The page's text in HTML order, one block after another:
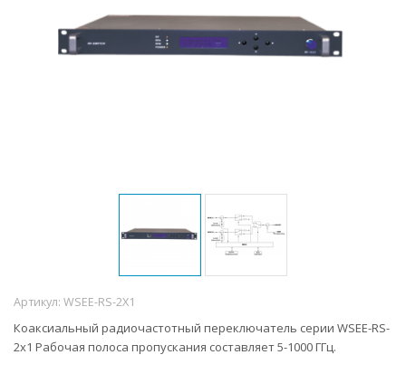
Артикул: WSEE-RS-2X1
Коаксиальный радиочастотный переключатель серии WSEE-RS-
2x1 Рабочая полоса пропускания составляет 5-1000 ГГц.